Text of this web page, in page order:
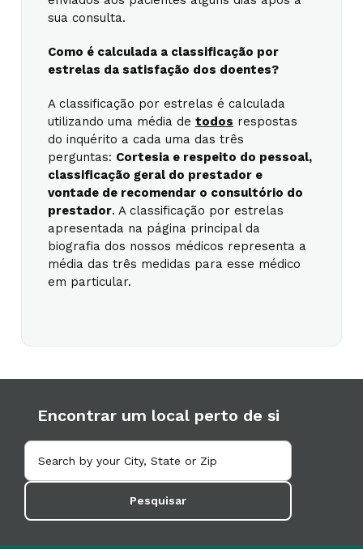
sua consulta.
Como é calculada a classificação por
estrelas da satisfação dos doentes?
A classificação por estrelas é calculada
utilizando uma média de todos respostas
do inquérito a cada uma das três
perguntas: Cortesia e respeito do pessoal,
classificação geral do prestador e
vontade de recomendar o consultório do
prestador. A classificação por estrelas
apresentada na página principal da
biografia dos nossos médicos representa a
média das três medidas para esse médico
em particular.
Encontrar um local perto de si
Pesquisar